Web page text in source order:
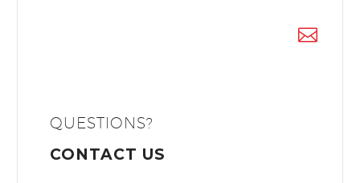


QUESTIONS?
CONTACT US